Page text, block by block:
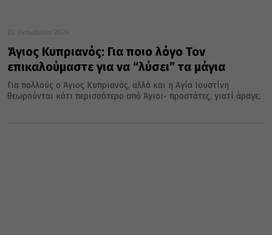
02 Οκτωβρίου 2024
Άγιος Κυπριανός: Για ποιο λόγο Τον
επικαλούμαστε για να “λύσει” τα μάγια
Για πολλούς ο Άγιος Κυπριανός, αλλά και η Αγία Ιουστίνη
θεωρούνται κάτι περισσότερο από Άγιοι- προστάτες, γιατί άραγε;